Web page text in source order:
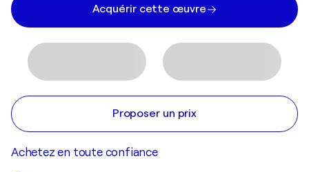
Acquérir cette œuvre
Proposer un prix
Achetez en toute confiance